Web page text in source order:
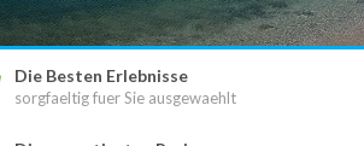
Die Besten Erlebnisse
sorgfaeltig fuer Sie ausgewaehlt